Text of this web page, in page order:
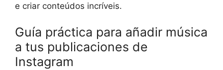
e criar conteúdos incríveis.
Guía práctica para añadir música
a tus publicaciones de
Instagram